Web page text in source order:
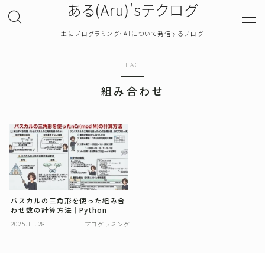
ある(Aru)'sテクログ
主にプログラミング・AIについて発信するブログ
お問い合わせ
確率・統計
プログラミング
TAG
組み合わせ
パスカルの三角形を使った組み合
わせ数の計算方法｜Python
2025.11.28 プログラミング